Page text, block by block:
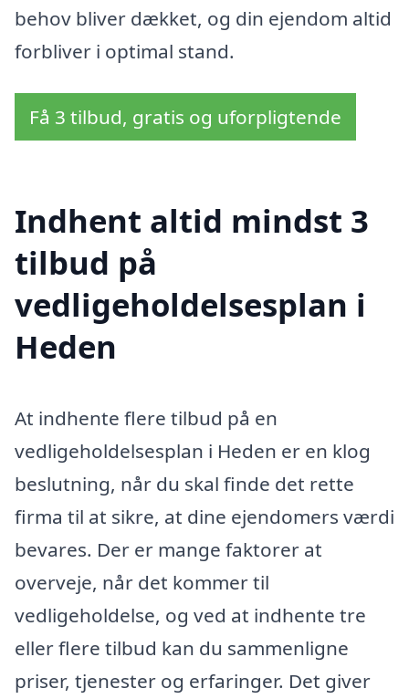
behov bliver dækket, og din ejendom altid
forbliver i optimal stand.
Få 3 tilbud, gratis og uforpligtende
Indhent altid mindst 3
tilbud på
vedligeholdelsesplan i
Heden
At indhente flere tilbud på en
vedligeholdelsesplan i Heden er en klog
beslutning, når du skal finde det rette
firma til at sikre, at dine ejendomers værdi
bevares. Der er mange faktorer at
overveje, når det kommer til
vedligeholdelse, og ved at indhente tre
eller flere tilbud kan du sammenligne
priser, tjenester og erfaringer. Det giver